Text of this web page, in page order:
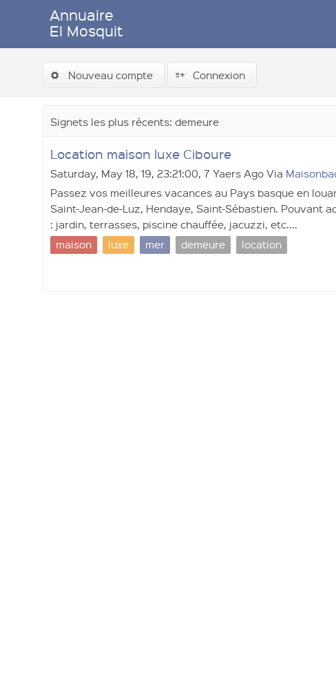
Annuaire
El Mosquit
Nouveau compte Connexion
Signets les plus récents: demeure
Location maison luxe Ciboure
Saturday, May 18, 19, 23:21:00, 7 Yaers Ago Via
Passez vos meilleures vacances au Pays basque en
Saint-Jean-de-Luz, Hendaye, Saint-Sébastien. Pouvant
: jardin, terrasses, piscine chauffée, jacuzzi, etc....
maison
luxe mer demeure location